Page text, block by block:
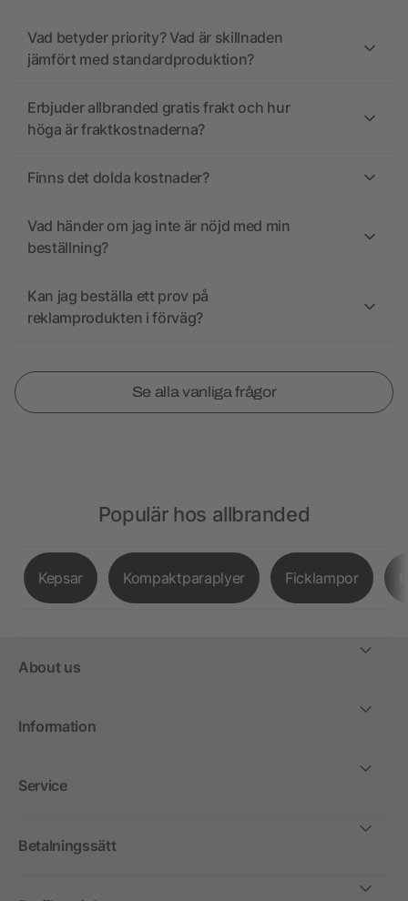
Vad betyder priority? Vad är skillnaden
jämfört med standardproduktion?
Erbjuder allbranded gratis frakt och hur
höga är fraktkostnaderna?
Finns det dolda kostnader?
Vad händer om jag inte är nöjd med min
beställning?
Kan jag beställa ett prov på
reklamprodukten i förväg?
Se alla vanliga frågor
Populär hos allbranded
Kepsar Kompaktparaplyer Ficklampor
About us
Information
Service
Betalningssätt